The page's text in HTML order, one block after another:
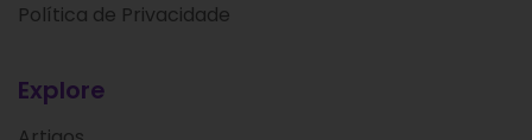
Política de Privacidade
Explore